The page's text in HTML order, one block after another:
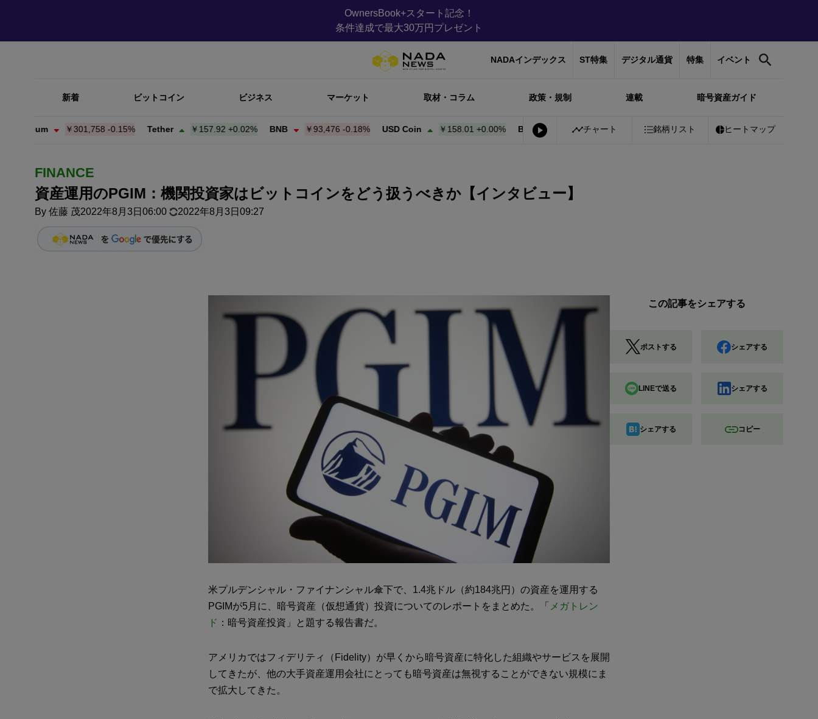
OwnersBook+スタート記念！
条件達成で最大30万円プレゼント
NADAインデックス ST特集 デジタル通貨 特集 イベント
新着 ビットコイン ビジネス マーケット 取材・コラム 政策・規制 連載 暗号資産ガイド
￥301,758-0.15% Tether ￥157.92+0.02% BNB ￥93,476-0.18% USD Coin ￥158.01+0.00% Bitcoin ￥10,225,858+0.23% Ethereum ￥301,758-0.15%
チャート 銘柄リスト ヒートマップ
FINANCE
資産運用のPGIM：機関投資家はビットコインをどう扱うべきか【インタビュー】
By 佐藤 茂2022年8月3日06:00 2022年8月3日09:27
米プルデンシャル・ファイナンシャル傘下で、1.4兆ドル（約184兆円）の資産を運用する
PGIMが5月に、暗号資産（仮想通貨）投資についてのレポートをまとめた。「 メガトレン
ド ：暗号資産投資」と題する報告書だ。
アメリカではフィデリティ（Fidelity）が早くから暗号資産に特化した組織やサービスを展開
してきたが、他の大手資産運用会社にとっても暗号資産は無視することができない規模にま
で拡大してきた。
この記事をシェアする
ポストする シェアする
LINEで送る シェアする
シェアする コピー